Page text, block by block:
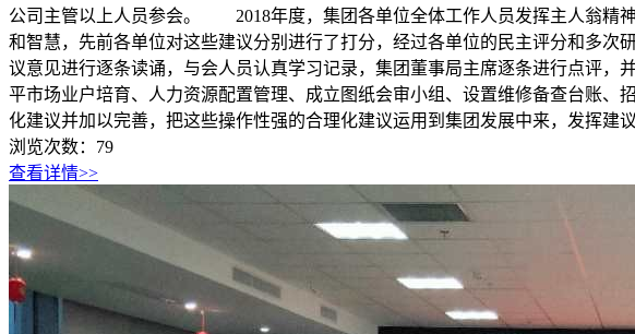
公司主管以上人员参会。 2018年度，集团各单位全体工作人员发挥主人翁精
和智慧，先前各单位对这些建议分别进行了打分，经过各单位的民主评分和多
议意见进行逐条读诵，与会人员认真学习记录，集团董事局主席逐条进行点评
平市场业户培育、人力资源配置管理、成立图纸会审小组、设置维修备查台账
化建议并加以完善，把这些操作性强的合理化建议运用到集团发展中来，发挥
浏览次数： 79
查看详情>>